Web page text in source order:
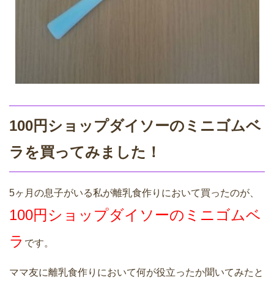
100円ショップダイソーのミニゴムベ
ラを買ってみました！
5ヶ月の息子がいる私が離乳食作りにおいて買ったのが、
100円ショップダイソーのミニゴムベ
ラ です。
ママ友に離乳食作りにおいて何が役立ったか聞いてみたと